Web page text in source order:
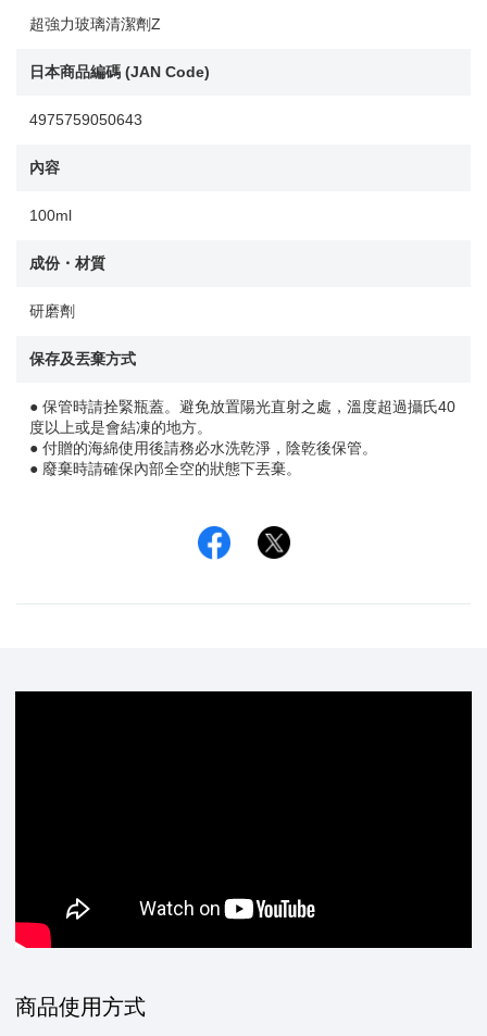
超強力玻璃清潔劑Z
日本商品編碼 (JAN Code)
4975759050643
內容
100ml
成份・材質
研磨劑
保存及丟棄方式
● 保管時請拴緊瓶蓋。避免放置陽光直射之處，溫度超過攝氏40
度以上或是會結凍的地方。
● 付贈的海綿使用後請務必水洗乾淨，陰乾後保管。
● 廢棄時請確保內部全空的狀態下丟棄。
Facebook
商品使用方式